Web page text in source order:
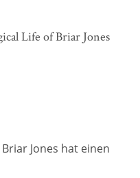
Life of Briar Jones
Jones hat einen